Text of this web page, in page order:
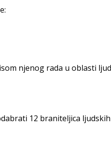
njenog rada u oblasti
12 braniteljica